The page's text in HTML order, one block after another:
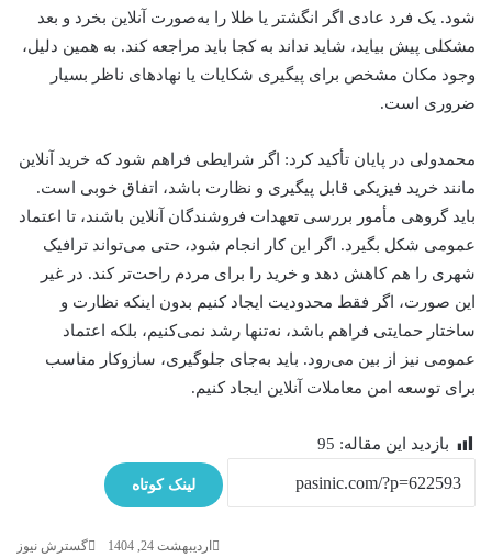
شود. یک فرد عادی اگر انگشتر یا طلا را به‌صورت آنلاین بخرد و بعد
مشکلی پیش بیاید، شاید نداند به کجا باید مراجعه کند. به همین دلیل،
وجود مکان مشخص برای پیگیری شکایات یا نهادهای ناظر بسیار
ضروری است.
محمدولی در پایان تأکید کرد: اگر شرایطی فراهم شود که خرید آنلاین
مانند خرید فیزیکی قابل پیگیری و نظارت باشد، اتفاق خوبی است.
باید گروهی مأمور بررسی تعهدات فروشندگان آنلاین باشند، تا اعتماد
عمومی شکل بگیرد. اگر این کار انجام شود، حتی می‌تواند ترافیک
شهری را هم کاهش دهد و خرید را برای مردم راحت‌تر کند. در غیر
این صورت، اگر فقط محدودیت ایجاد کنیم بدون اینکه نظارت و
ساختار حمایتی فراهم باشد، نه‌تنها رشد نمی‌کنیم، بلکه اعتماد
عمومی نیز از بین می‌رود. باید به‌جای جلوگیری، سازوکار مناسب
برای توسعه امن معاملات آنلاین ایجاد کنیم.
بازدید این مقاله: 95
لینک کوتاه
گسترش نیوز اردیبهشت 24, 1404